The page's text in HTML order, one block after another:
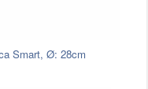
Smart, Ø: 28cm